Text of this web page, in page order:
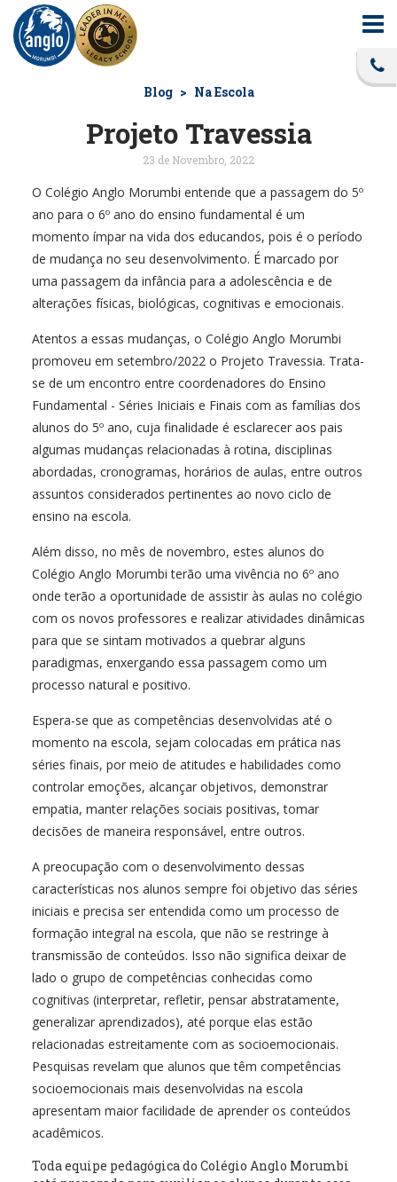
Blog Na Escola
Projeto Travessia
23 de Novembro, 2022
O Colégio Anglo Morumbi entende que a passagem do 5º
ano para o 6º ano do ensino fundamental é um
momento ímpar na vida dos educandos, pois é o período
de mudança no seu desenvolvimento. É marcado por
uma passagem da infância para a adolescência e de
alterações físicas, biológicas, cognitivas e emocionais.
Atentos a essas mudanças, o Colégio Anglo Morumbi
promoveu em setembro/2022 o Projeto Travessia. Trata-
se de um encontro entre coordenadores do Ensino
Fundamental - Séries Iniciais e Finais com as famílias dos
alunos do 5º ano, cuja finalidade é esclarecer aos pais
algumas mudanças relacionadas à rotina, disciplinas
abordadas, cronogramas, horários de aulas, entre outros
assuntos considerados pertinentes ao novo ciclo de
ensino na escola.
Além disso, no mês de novembro, estes alunos do
Colégio Anglo Morumbi terão uma vivência no 6º ano
onde terão a oportunidade de assistir às aulas no colégio
com os novos professores e realizar atividades dinâmicas
para que se sintam motivados a quebrar alguns
paradigmas, enxergando essa passagem como um
processo natural e positivo.
Espera-se que as competências desenvolvidas até o
momento na escola, sejam colocadas em prática nas
séries finais, por meio de atitudes e habilidades como
controlar emoções, alcançar objetivos, demonstrar
empatia, manter relações sociais positivas, tomar
decisões de maneira responsável, entre outros.
A preocupação com o desenvolvimento dessas
características nos alunos sempre foi objetivo das séries
iniciais e precisa ser entendida como um processo de
formação integral na escola, que não se restringe à
transmissão de conteúdos. Isso não significa deixar de
lado o grupo de competências conhecidas como
cognitivas (interpretar, refletir, pensar abstratamente,
generalizar aprendizados), até porque elas estão
relacionadas estreitamente com as socioemocionais.
Pesquisas revelam que alunos que têm competências
socioemocionais mais desenvolvidas na escola
apresentam maior facilidade de aprender os conteúdos
acadêmicos.
Toda equipe pedagógica do Colégio Anglo Morumbi